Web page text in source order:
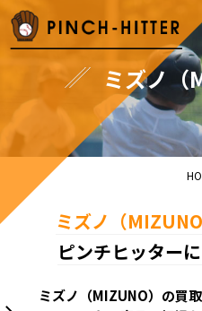
ミズノ（
ミズノ（MIZUNO
ピンチヒッター
ミズノ（MIZUNO）の買